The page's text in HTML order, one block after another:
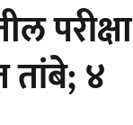
परीक्षा
तांबे; ४